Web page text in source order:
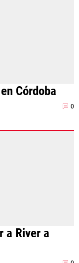
Córdoba
0
a River a